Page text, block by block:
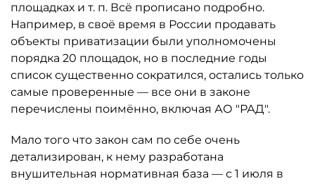
площадках и т. п. Всё прописано подробно.
Например, в своё время в России продавать
объекты приватизации были уполномочены
порядка 20 площадок, но в последние годы
список существенно сократился, остались только
самые проверенные — все они в законе
перечислены поимённо, включая АО "РАД".
Мало того что закон сам по себе очень
детализирован, к нему разработана
внушительная нормативная база — с 1 июля в